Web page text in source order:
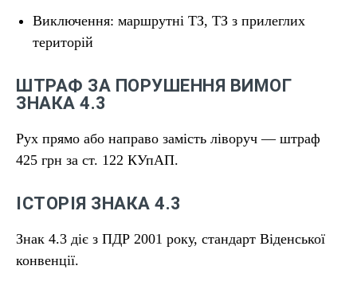
Виключення: маршрутні ТЗ, ТЗ з прилеглих
територій
ШТРАФ ЗА ПОРУШЕННЯ ВИМОГ
ЗНАКА 4.3
Рух прямо або направо замість ліворуч — штраф
425 грн за ст. 122 КУпАП.
ІСТОРІЯ ЗНАКА 4.3
Знак 4.3 діє з ПДР 2001 року, стандарт Віденської
конвенції.